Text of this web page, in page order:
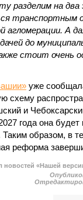
разделим на
транспортным
агломерации. А
до
стоит очень
уже
схему
и
года она будет
образом, в
реформа
новостей «Нашей